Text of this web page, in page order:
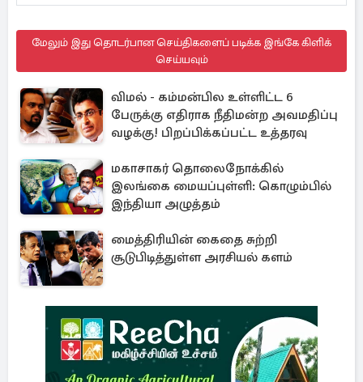
மேலும் இது தொடர்பான செய்திகளைப் படிக்க இங்கே கிளிக்
செய்யவும்
விமல் - கம்மன்பில உள்ளிட்ட 6
பேருக்கு எதிராக நீதிமன்ற அவமதிப்பு
வழக்கு! பிறப்பிக்கப்பட்ட உத்தரவு
மகாசாகர் தொலைநோக்கில்
இலங்கை மையப்புள்ளி: கொழும்பில்
இந்தியா அழுத்தம்
மைத்திரியின் கைதை சுற்றி
சூடுபிடித்துள்ள அரசியல் களம்